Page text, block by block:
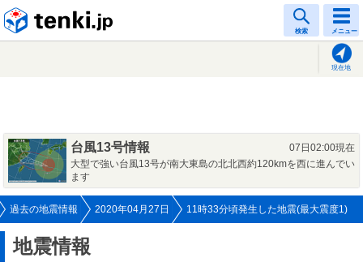
検索 メニュー
現在地
台風13号情報
07日02:00現在
大型で強い台風13号が南大東島の北北西約120kmを西に進んでい
ます
過去の地震情報 2020年04月27日 11時33分頃発生した地震(最大震度1)
地震情報